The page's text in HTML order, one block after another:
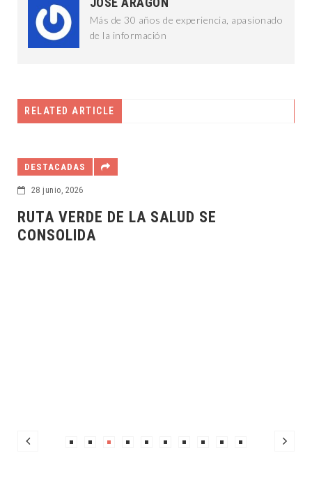
Más de 30 años de experiencia, apasionado
de la información
RELATED ARTICLE
DESTACADAS
28 junio, 2026
RUTA VERDE DE LA SALUD SE
CONSOLIDA